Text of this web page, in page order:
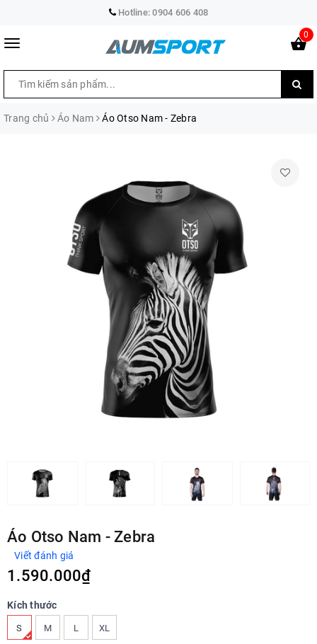
Hotline:0904 606 408
0
Trang chủ Áo Nam Áo Otso Nam - Zebra
Áo Otso Nam - Zebra
Viết đánh giá
1.590.000₫
Kích thước
S M L XL